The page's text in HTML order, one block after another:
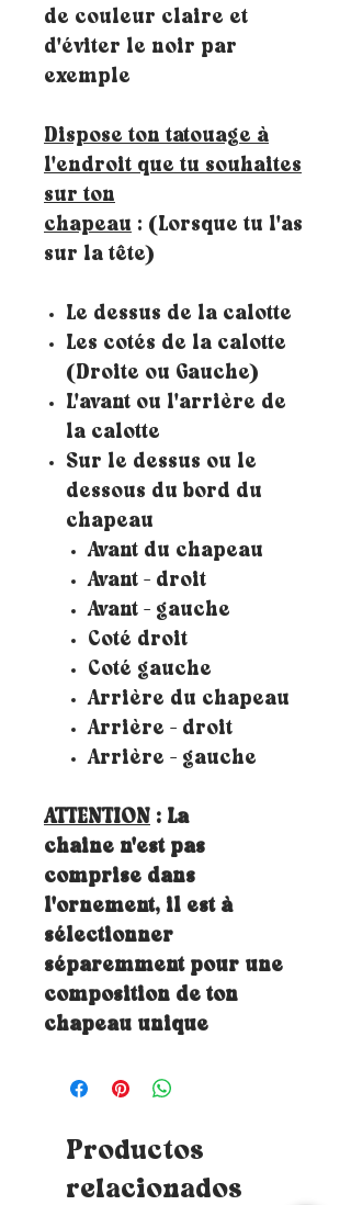
de couleur claire et
d'éviter le noir par
exemple
Dispose ton tatouage à
l'endroit que tu souhaites
sur ton
chapeau : (Lorsque tu l'as
sur la tête)
Le dessus de la calotte
Les cotés de la calotte
(Droite ou Gauche)
L'avant ou l'arrière de
la calotte
Sur le dessus ou le
dessous du bord du
chapeau
Avant du chapeau
Avant - droit
Avant - gauche
Coté droit
Coté gauche
Arrière du chapeau
Arrière - droit
Arrière - gauche
ATTENTION : La
chaine n'est pas
comprise dans
l'ornement, il est à
sélectionner
séparemment pour une
composition de ton
chapeau unique
Productos
relacionados